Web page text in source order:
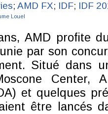
; AMD FX; IDF; IDF
Louel
AMD profite
par son
Situé dans
Center,
et quelques
être lancés